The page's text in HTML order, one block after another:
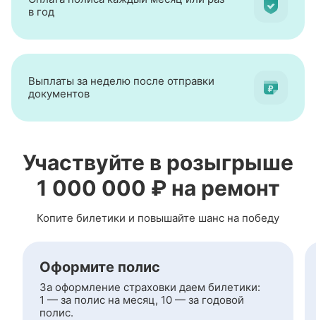
в год
Выплаты за неделю после отправки
документов
Участвуйте в розыгрыше
1 000 000 ₽ на ремонт
Копите билетики и повышайте шанс на победу
Оформите полис
За оформление страховки даем билетики:
1 — за полис на месяц, 10 — за годовой
полис.